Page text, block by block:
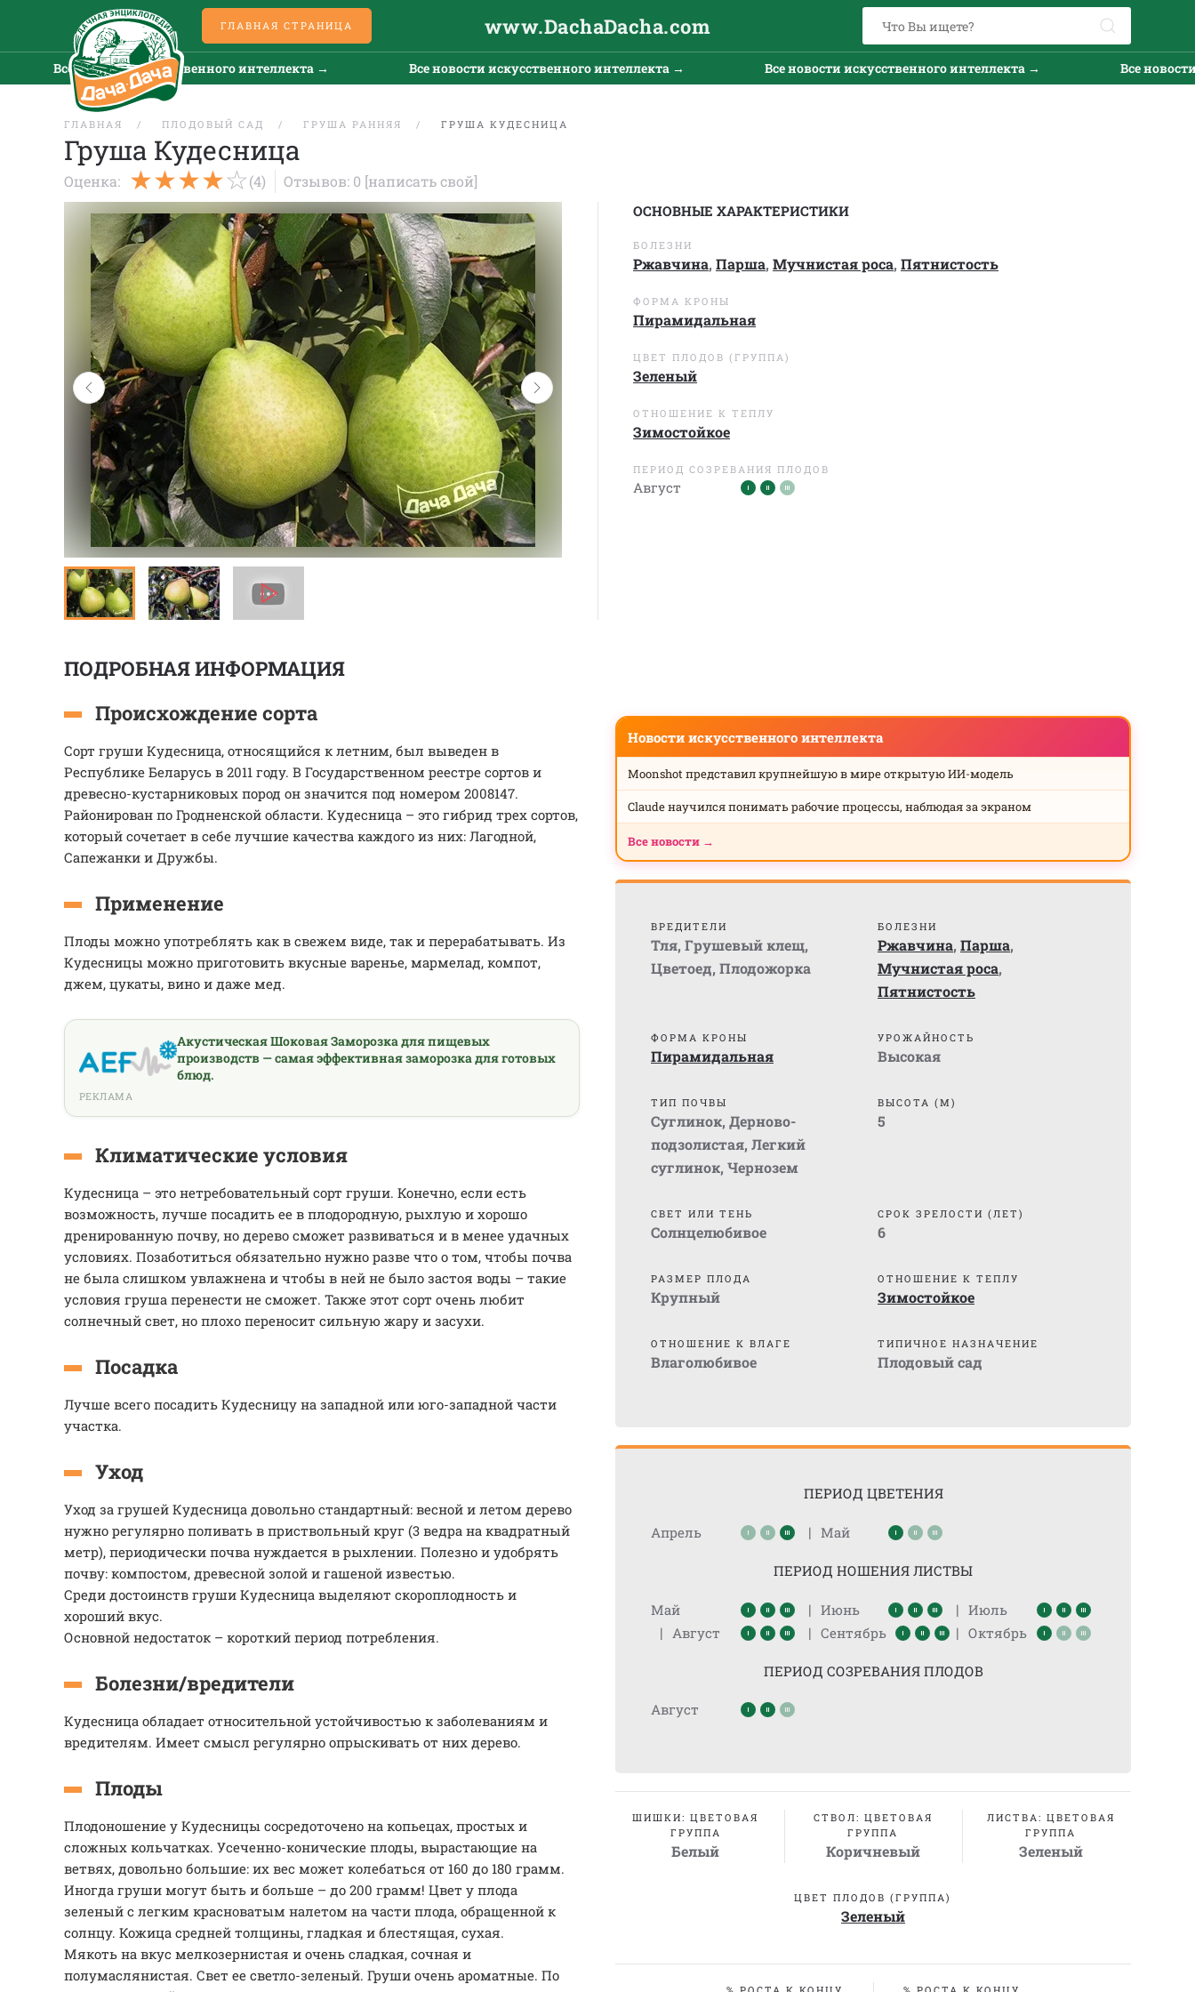
ГЛАВНАЯ СТРАНИЦА www.DachaDacha.com
Все новости искусственного интеллекта → Все новости искусственного интеллекта → Все новости искусственного интеллекта → Все новости
ГЛАВНАЯ ПЛОДОВЫЙ САД ГРУША РАННЯЯ ГРУША КУДЕСНИЦА
Груша Кудесница
Оценка: (4) Отзывов: 0 [написать свой]
ОСНОВНЫЕ ХАРАКТЕРИСТИКИ
БОЛЕЗНИ
Ржавчина, Парша, Мучнистая роса, Пятнистость
ФОРМА КРОНЫ
Пирамидальная
ЦВЕТ ПЛОДОВ (ГРУППА)
Зеленый
ОТНОШЕНИЕ К ТЕПЛУ
Зимостойкое
ПЕРИОД СОЗРЕВАНИЯ ПЛОДОВ
Август
ПОДРОБНАЯ ИНФОРМАЦИЯ
Происхождение сорта
Сорт груши Кудесница, относящийся к летним, был выведен в
Республике Беларусь в 2011 году. В Государственном реестре сортов и
древесно-кустарниковых пород он значится под номером 2008147.
Районирован по Гродненской области. Кудесница – это гибрид трех сортов,
который сочетает в себе лучшие качества каждого из них: Лагодной,
Сапежанки и Дружбы.
Применение
Плоды можно употреблять как в свежем виде, так и перерабатывать. Из
Кудесницы можно приготовить вкусные варенье, мармелад, компот,
джем, цукаты, вино и даже мед.
Акустическая Шоковая Заморозка для пищевых
производств — самая эффективная заморозка для готовых
блюд.
РЕКЛАМА
Климатические условия
Кудесница – это нетребовательный сорт груши. Конечно, если есть
возможность, лучше посадить ее в плодородную, рыхлую и хорошо
дренированную почву, но дерево сможет развиваться и в менее удачных
условиях. Позаботиться обязательно нужно разве что о том, чтобы почва
не была слишком увлажнена и чтобы в ней не было застоя воды – такие
условия груша перенести не сможет. Также этот сорт очень любит
солнечный свет, но плохо переносит сильную жару и засухи.
Посадка
Лучше всего посадить Кудесницу на западной или юго-западной части
участка.
Уход
Уход за грушей Кудесница довольно стандартный: весной и летом дерево
нужно регулярно поливать в приствольный круг (3 ведра на квадратный
метр), периодически почва нуждается в рыхлении. Полезно и удобрять
почву: компостом, древесной золой и гашеной известью.
Среди достоинств груши Кудесница выделяют скороплодность и
хороший вкус.
Основной недостаток – короткий период потребления.
Болезни/вредители
Кудесница обладает относительной устойчивостью к заболеваниям и
вредителям. Имеет смысл регулярно опрыскивать от них дерево.
Плоды
Плодоношение у Кудесницы сосредоточено на копьецах, простых и
сложных кольчатках. Усеченно-конические плоды, вырастающие на
ветвях, довольно большие: их вес может колебаться от 160 до 180 грамм.
Иногда груши могут быть и больше – до 200 грамм! Цвет у плода
зеленый с легким красноватым налетом на части плода, обращенной к
солнцу. Кожица средней толщины, гладкая и блестящая, сухая.
Мякоть на вкус мелкозернистая и очень сладкая, сочная и
полумаслянистая. Свет ее светло-зеленый. Груши очень ароматные. По
Новости искусственного интеллекта
Moonshot представил крупнейшую в мире открытую ИИ-модель
Claude научился понимать рабочие процессы, наблюдая за экраном
Все новости →
ВРЕДИТЕЛИ
Тля, Грушевый клещ,
Цветоед, Плодожорка
БОЛЕЗНИ
Ржавчина, Парша,
Мучнистая роса,
Пятнистость
ФОРМА КРОНЫ
Пирамидальная
УРОЖАЙНОСТЬ
Высокая
ТИП ПОЧВЫ
Суглинок, Дерново-
подзолистая, Легкий
суглинок, Чернозем
ВЫСОТА (М)
5
СВЕТ ИЛИ ТЕНЬ
Солнцелюбивое
СРОК ЗРЕЛОСТИ (ЛЕТ)
6
РАЗМЕР ПЛОДА
Крупный
ОТНОШЕНИЕ К ТЕПЛУ
Зимостойкое
ОТНОШЕНИЕ К ВЛАГЕ
Влаголюбивое
ТИПИЧНОЕ НАЗНАЧЕНИЕ
Плодовый сад
ПЕРИОД ЦВЕТЕНИЯ
Апрель | Май
ПЕРИОД НОШЕНИЯ ЛИСТВЫ
Май | Июнь | Июль
| Август | Сентябрь | Октябрь
ПЕРИОД СОЗРЕВАНИЯ ПЛОДОВ
Август
ШИШКИ: ЦВЕТОВАЯ
ГРУППА
Белый
СТВОЛ: ЦВЕТОВАЯ
ГРУППА
Коричневый
ЛИСТВА: ЦВЕТОВАЯ
ГРУППА
Зеленый
ЦВЕТ ПЛОДОВ (ГРУППА)
Зеленый